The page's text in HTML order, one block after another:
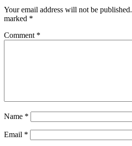
Your email address will not be published.
marked *
Comment *
Name *
Email *